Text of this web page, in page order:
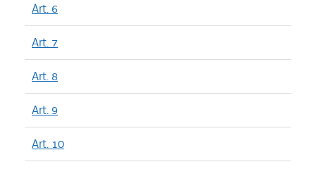
Art. 6
Art. 7
Art. 8
Art. 9
Art. 10